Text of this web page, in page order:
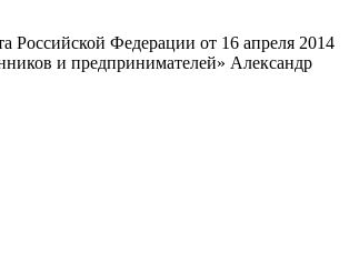
Российской Федерации от 16 апреля 2014
и предпринимателей» Александр